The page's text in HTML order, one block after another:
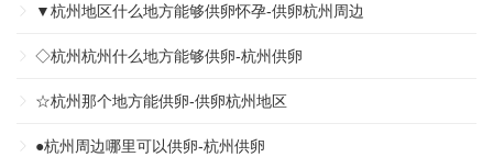
▼杭州地区什么地方能够供卵怀孕-供卵杭州周边
◇杭州杭州什么地方能够供卵-杭州供卵
☆杭州那个地方能供卵-供卵杭州地区
●杭州周边哪里可以供卵-杭州供卵